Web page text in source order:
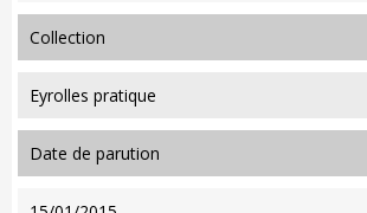
collection
Eyrolles pratique
date de parution